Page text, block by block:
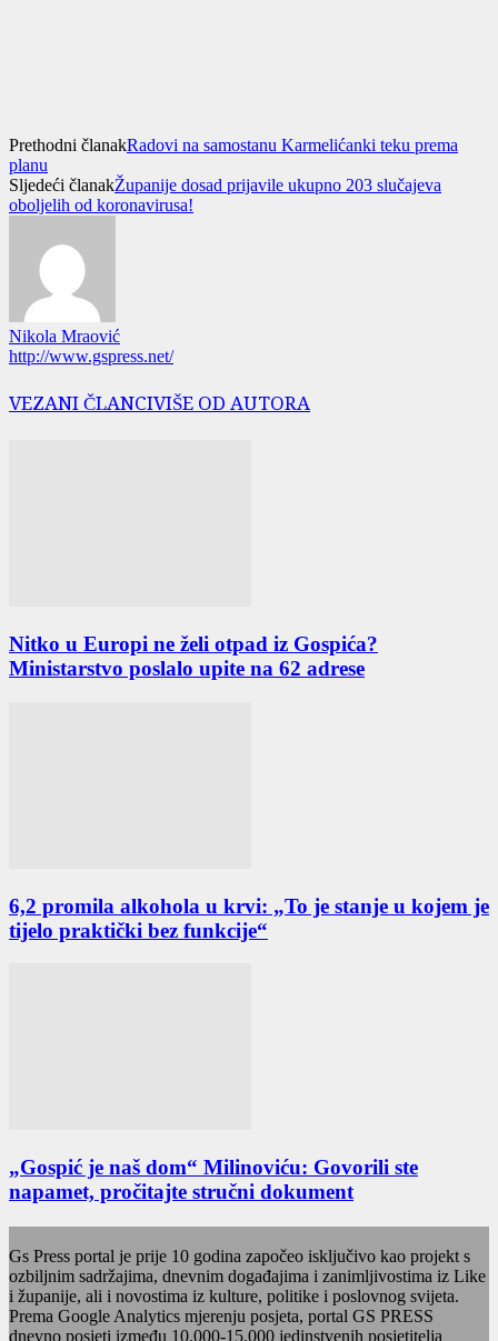
Prethodni članakRadovi na samostanu Karmelićanki teku prema
planu
Sljedeći članakŽupanije dosad prijavile ukupno 203 slučajeva
oboljelih od koronavirusa!
Nikola Mraović
http://www.gspress.net/
VEZANI ČLANCIVIŠE OD AUTORA
Nitko u Europi ne želi otpad iz Gospića?
Ministarstvo poslalo upite na 62 adrese
6,2 promila alkohola u krvi: „To je stanje u kojem je
tijelo praktički bez funkcije“
„Gospić je naš dom“ Milinoviću: Govorili ste
napamet, pročitajte stručni dokument
Gs Press portal je prije 10 godina započeo isključivo kao projekt s
ozbiljnim sadržajima, dnevnim događajima i zanimljivostima iz Like
i županije, ali i novostima iz kulture, politike i poslovnog svijeta.
Prema Google Analytics mjerenju posjeta, portal GS PRESS
dnevno posjeti između 10.000-15.000 jedinstvenih posjetitelja